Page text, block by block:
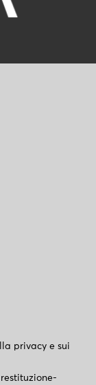
privacy e sui